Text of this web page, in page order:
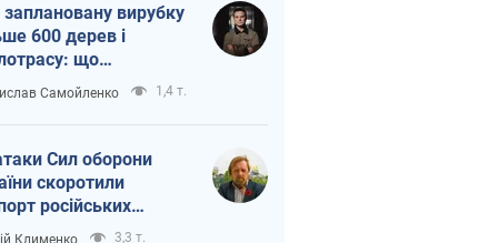
вирубку
600 дерев і
що
на Теремках
Самойленко 1,4 т.
Сил оборони
скоротили
російських
Клименко 3,3 т.